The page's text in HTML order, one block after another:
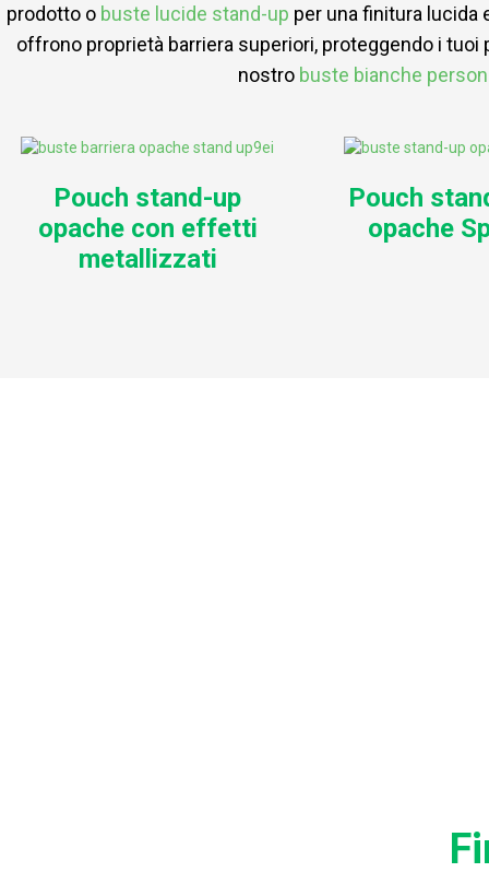
prodotto o buste lucide stand-up per una finitura lucida
offrono proprietà barriera superiori, proteggendo i
nostro buste bianche
Pouch stand-up
opache con effetti
metallizzati
Pouch
opache